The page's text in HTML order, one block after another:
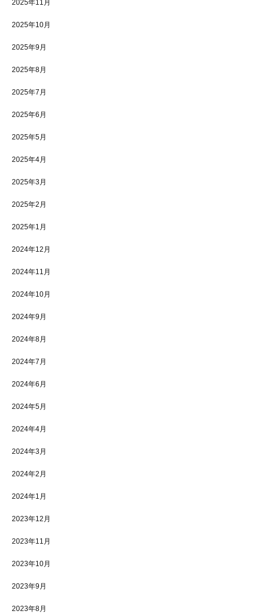
2025年11月
2025年10月
2025年9月
2025年8月
2025年7月
2025年6月
2025年5月
2025年4月
2025年3月
2025年2月
2025年1月
2024年12月
2024年11月
2024年10月
2024年9月
2024年8月
2024年7月
2024年6月
2024年5月
2024年4月
2024年3月
2024年2月
2024年1月
2023年12月
2023年11月
2023年10月
2023年9月
2023年8月